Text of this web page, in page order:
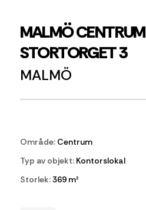
MALMÖ CENTRUM
STORTORGET 3
MALMÖ
Område:Centrum
Typ av objekt:Kontorslokal
Storlek:369 m²